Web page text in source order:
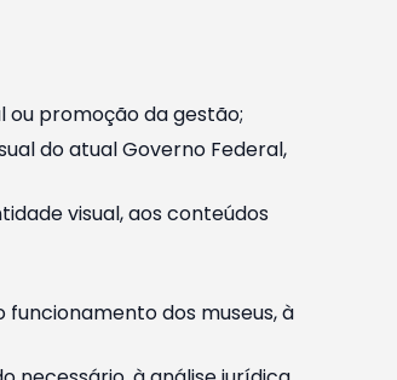
promoção da gestão;
do atual Governo Federal,
visual, aos conteúdos
dos museus, à